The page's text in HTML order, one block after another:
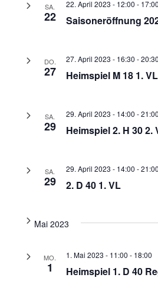
SA.
22 Saisoneröffnung
22. April 2023 - 12:00 - 17:00
DO.
27 Heimspiel M 18 1. VL
27. April 2023 - 16:30 -20:30
SA.
29 Heimspiel 2. H 30 2.
29. April 2023 - 14:00 -21:00
SA.
29 2. D 40 1. VL
29. April 2023 - 14:00 -21:00
Mai 2023
MO.
1 Heimspiel 1. D 40
1. Mai 2023 - 11:00 - 18:00